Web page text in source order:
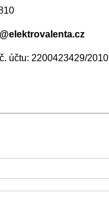
účtu: 2200423429/2010